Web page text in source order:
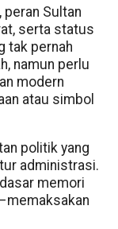
peran Sultan
serta status
tak pernah
namun perlu
modern
atau simbol
politik yang
administrasi.
memori